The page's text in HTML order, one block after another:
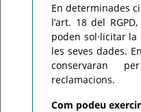
En determinades
l’art. 18 del
poden sol·licitar
les seves dades.
conservaran
reclamacions.
Com podeu